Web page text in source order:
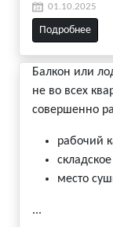
01.10.2025
Подробнее
Балкон или
не во всех
совершенно
рабочий
место
...